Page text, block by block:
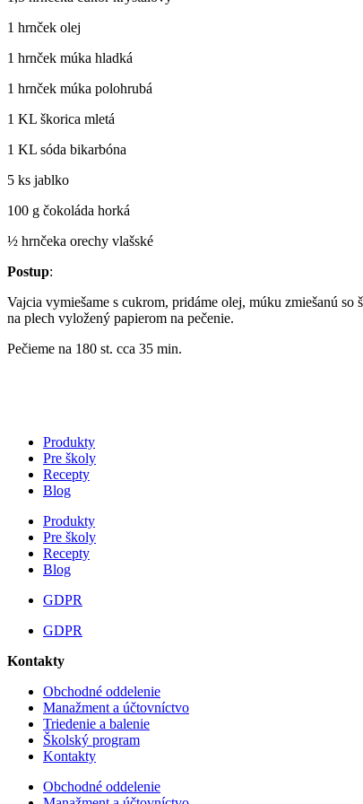
1 hrnček olej
1 hrnček múka hladká
1 hrnček múka polohrubá
1 KL škorica mletá
1 KL sóda bikarbóna
5 ks jablko
100 g čokoláda horká
½ hrnčeka orechy vlašské
Postup:
Vajcia vymiešame s cukrom, pridáme olej, múku zmiešanú
na plech vyložený papierom na pečenie.
Pečieme na 180 st. cca 35 min.
Produkty
Pre školy
Recepty
Blog
Produkty
Pre školy
Recepty
Blog
GDPR
GDPR
Kontakty
Obchodné oddelenie
Manažment a účtovníctvo
Triedenie a balenie
Školský program
Kontakty
Obchodné oddelenie